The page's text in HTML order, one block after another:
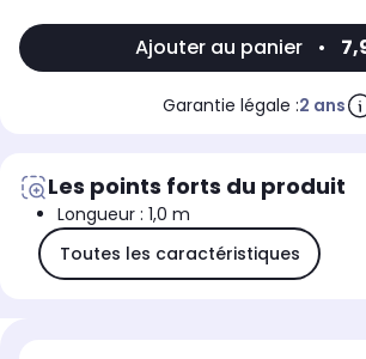
Ajouter au panier •
Garantie légale :2 ans
Les points forts du produit
Longueur : 1,0 m
Toutes les caractéristiques